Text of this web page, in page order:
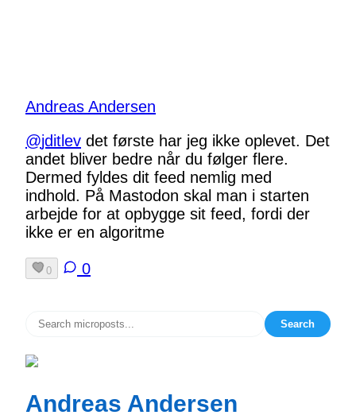
Andreas Andersen
@jditlev det første har jeg ikke oplevet. Det
andet bliver bedre når du følger flere.
Dermed fyldes dit feed nemlig med
indhold. På Mastodon skal man i starten
arbejde for at opbygge sit feed, fordi der
ikke er en algoritme
0 0
Search
Andreas Andersen